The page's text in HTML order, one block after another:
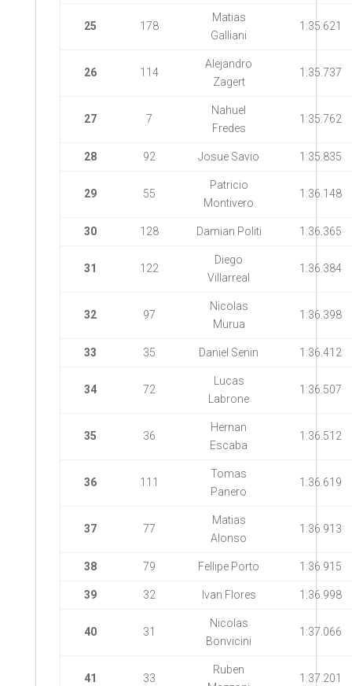
25 178
Matias
Galliani
1:35.621
26 114
Alejandro
Zagert
1:35.737
27 7
Nahuel
Fredes
1:35.762
28 92 Josue Savio 1:35.835
29 55
Patricio
Montivero
1:36.148
30 128 Damian Politi 1:36.365
31 122
Diego
Villarreal
1:36.384
32 97
Nicolas
Murua
1:36.398
33 35 Daniel Senin 1:36.412
34 72
Lucas
Labrone
1:36.507
35 36
Hernan
Escaba
1:36.512
36 111
Tomas
Panero
1:36.619
37 77
Matias
Alonso
1:36.913
38 79 Fellipe Porto 1:36.915
39 32 Ivan Flores 1:36.998
40 31
Nicolas
Bonvicini
1:37.066
41 33
Ruben
1:37.201